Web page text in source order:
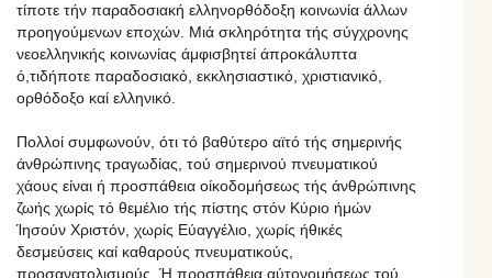
τίποτε τήν παραδοσιακή ελληνορθόδοξη κοινωνία άλλων
προηγούμενων εποχών. Μιά σκληρότητα τής σύγχρονης
νεοελληνικής κοινωνίας άμφισβητεί άπροκάλυπτα
ό,τιδήποτε παραδοσιακό, εκκλησιαστικό, χριστιανικό,
ορθόδοξο καί ελληνικό.
Πολλοί συμφωνούν, ότι τό βαθύτερο αϊτό τής σημερινής
άνθρώπινης τραγωδίας, τού σημερινού πνευματικού
χάους είναι ή προσπάθεια οίκοδομήσεως τής άνθρώπινης
ζωής χωρίς τό θεμέλιο τής πίστης στόν Κύριο ήμών
Ίησούν Χριστόν, χωρίς Εύαγγέλιο, χωρίς ήθικές
δεσμεύσεις καί καθαρούς πνευματικούς,
προσανατολισμούς. Ή προσπάθεια αύτονομήσεως τού